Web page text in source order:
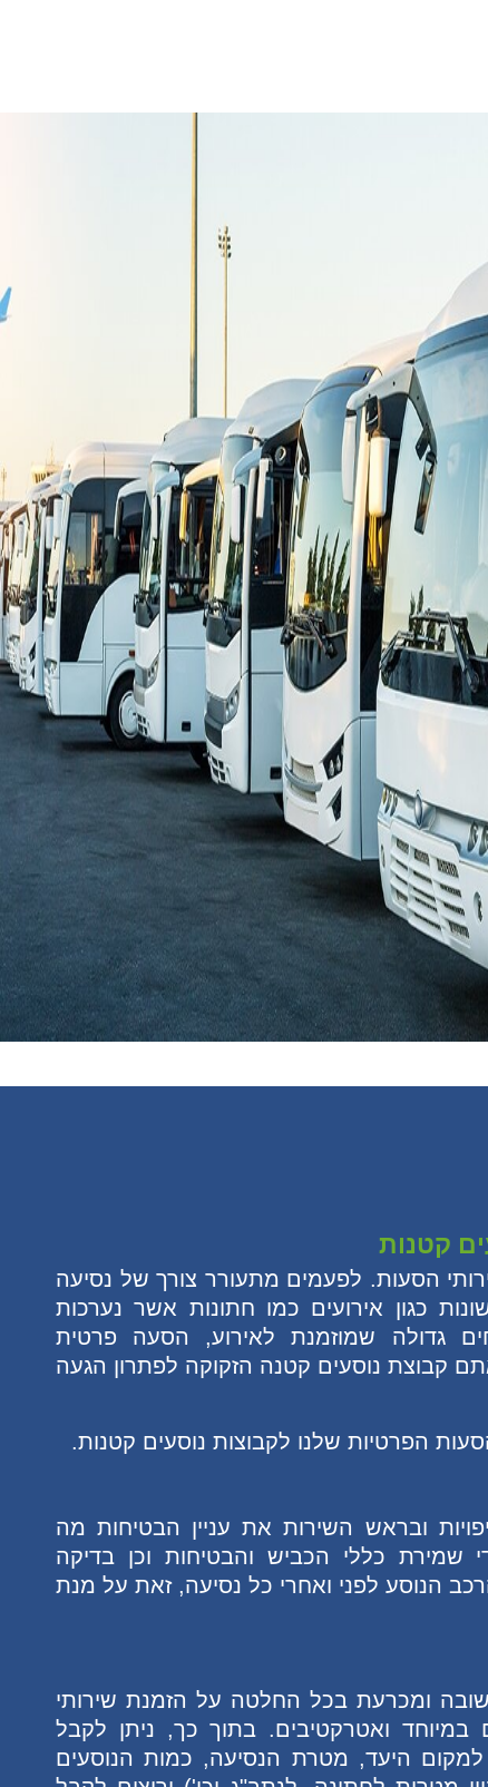
קטנות
הסעות. לפעמים מתעורר צורך של נסיעה
כגון אירועים כמו חתונות אשר נערכות
גדולה שמוזמנת לאירוע, הסעה פרטית
קבוצת נוסעים קטנה הזקוקה לפתרון הגעה
הפרטיות שלנו לקבוצות נוסעים קטנות.
ובראש השירות את עניין הבטיחות מה
שמירת כללי הכביש והבטיחות וכן בדיקה
הנוסע לפני ואחרי כל נסיעה, זאת על מנת
חשובה ומכרעת בכל החלטה על הזמנת שירותי
במיוחד ואטרקטיבים. בתוך כך, ניתן לקבל
היעד, מטרת הנסיעה, כמות הנוסעים